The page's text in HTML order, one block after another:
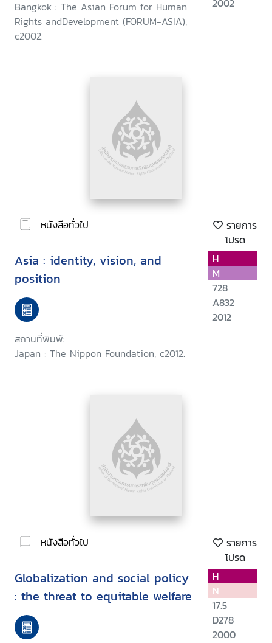
Bangkok : The Asian Forum for Human
Rights andDevelopment (FORUM-ASIA),
c2002.
2002
หนังสือทั่วไป
รายการ
โปรด
Asia : identity, vision, and
position
สถานที่พิมพ์:
Japan : The Nippon Foundation, c2012.
H
M
728
A832
2012
หนังสือทั่วไป
รายการ
โปรด
Globalization and social policy
: the threat to equitable welfare
H
N
17.5
D278
2000